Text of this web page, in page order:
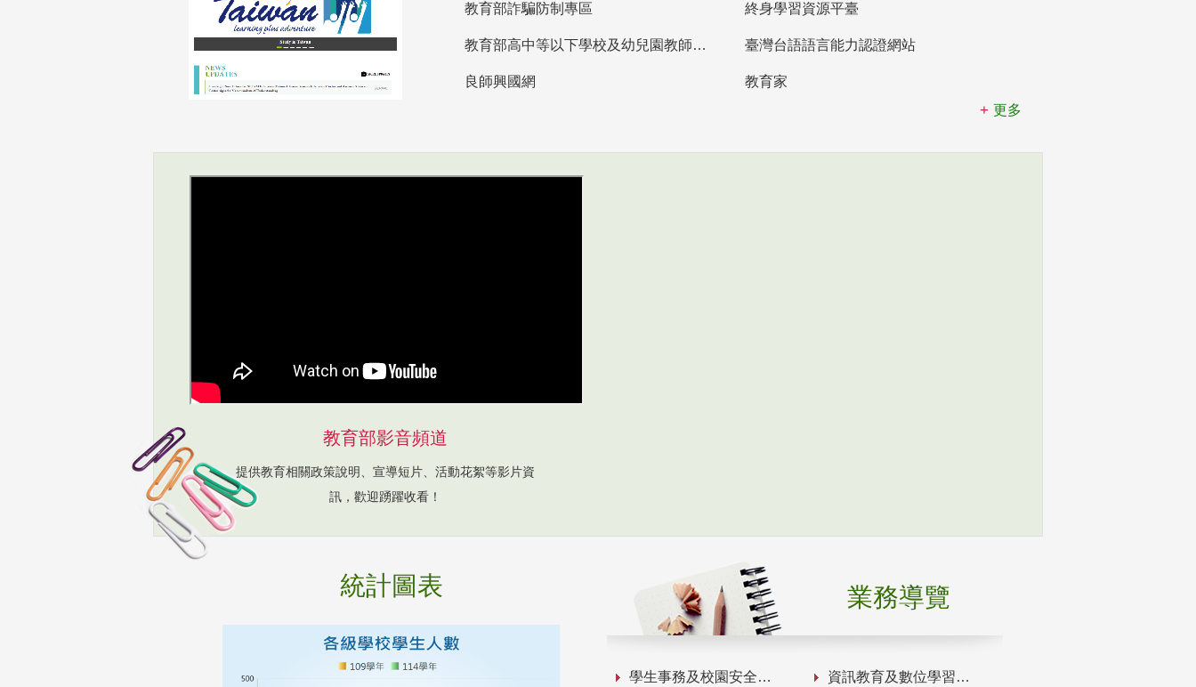
教育部詐騙防制專區 終身學習資源平臺
教育部高中等以下學校及幼兒園教師資格檢定考試 臺灣台語語言能力認證網站
良師興國網
教育家
更多
教育部影音頻道
提供教育相關政策說明、宣導短片、活動花絮等影片資
訊，歡迎踴躍收看！
統計圖表 業務導覽
學生事務及校園安全 資訊教育及數位學習